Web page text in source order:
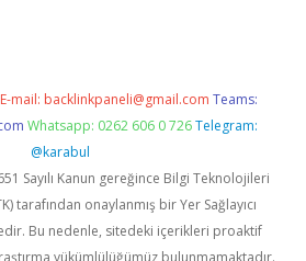
E-mail: backlinkpaneli@gmail.com Teams:
Whatsapp: 0262 606 0 726 Telegram:
@karabul
Sayılı Kanun gereğince Bilgi Teknolojileri
tarafından onaylanmış bir Yer Sağlayıcı
Bu nedenle, sitedeki içerikleri proaktif
yükümlülüğümüz bulunmamaktadır.